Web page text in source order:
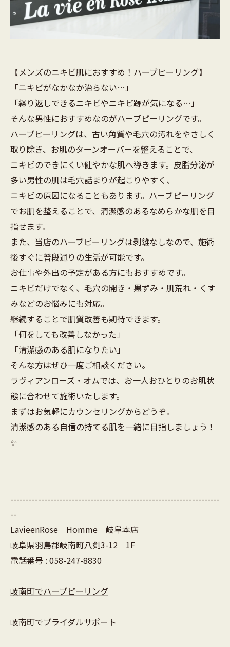
【メンズのニキビ肌におすすめ！ハーブピーリング】
「ニキビがなかなか治らない…」
「繰り返しできるニキビやニキビ跡が気になる…」
そんな男性におすすめなのがハーブピーリングです。
ハーブピーリングは、古い角質や毛穴の汚れをやさしく
取り除き、お肌のターンオーバーを整えることで、
ニキビのできにくい健やかな肌へ導きます。皮脂分泌が
多い男性の肌は毛穴詰まりが起こりやすく、
ニキビの原因になることもあります。ハーブピーリング
でお肌を整えることで、清潔感のあるなめらかな肌を目
指せます。
また、当店のハーブピーリングは剥離なしなので、施術
後すぐに普段通りの生活が可能です。
お仕事や外出の予定がある方にもおすすめです。
ニキビだけでなく、毛穴の開き・黒ずみ・肌荒れ・くす
みなどのお悩みにも対応。
継続することで肌質改善も期待できます。
「何をしても改善しなかった」
「清潔感のある肌になりたい」
そんな方はぜひ一度ご相談ください。
ラヴィアンローズ・オムでは、お一人おひとりのお肌状
態に合わせて施術いたします。
まずはお気軽にカウンセリングからどうぞ。
清潔感のある自信の持てる肌を一緒に目指しましょう！
✨
--------------------------------------------------------------------
--
LavieenRose Homme 岐阜本店
岐阜県羽島郡岐南町八剣3-12 1F
電話番号 : 058-247-8830
岐南町でハーブピーリング
岐南町でブライダルサポート